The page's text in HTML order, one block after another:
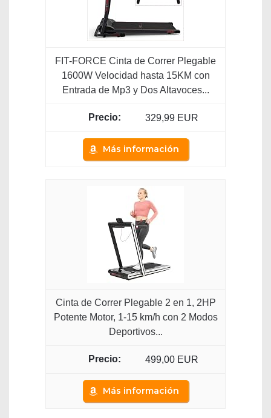
FIT-FORCE Cinta de Correr Plegable
1600W Velocidad hasta 15KM con
Entrada de Mp3 y Dos Altavoces...
329,99 EUR
Más información
Cinta de Correr Plegable 2 en 1, 2HP
Potente Motor, 1-15 km/h con 2 Modos
Deportivos...
499,00 EUR
Más información